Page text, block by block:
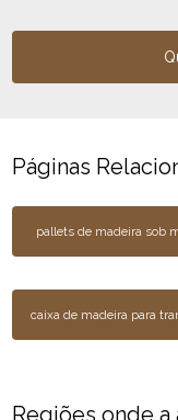
Páginas
pallets de madeira sob
caixa de madeira para
Regiões onde